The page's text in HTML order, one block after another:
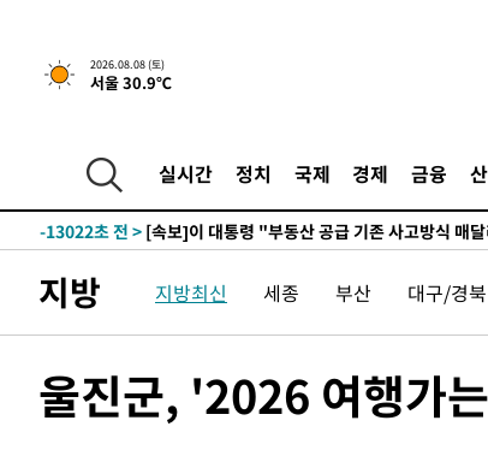
2026.08.08 (토)
서울 30.9℃
실시간 정치 국제 경제 금융
2시간 전 >[속보]규제합리화위원회 부위원장에 김태유 서울대
-17711초 전 >
미 사업체 일자리, 7월에 2.3만개 순감하고 그
하향수정 (2보)
-17159초 전 >
↓
-13022초 전 > [속보]이 대통령 "부동산 공급 기존 사고방식 매
운드는 임시"
-3675초 전 >
"낮 기온 소폭 하락"…수도권 폭염중대경보, 폭염
-3639초 전 >[속보]이 대통령, '호우피해' 안동·의성 관할 4개
갈 수도
-1573초 전 >낮 최고 37도 찜통더위…곳곳 소나기·강원 많은 비
지방 지방최신 세종 부산 대구/경북
울진군, '2026 여행가